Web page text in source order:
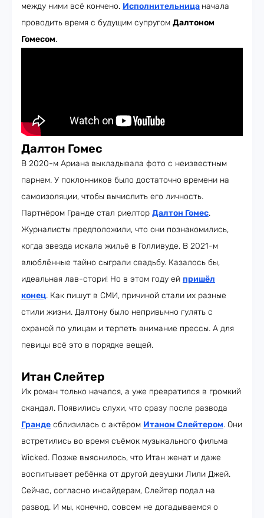
между ними всё кончено. Исполнительница начала
проводить время с будущим супругом Далтоном
Гомесом.
Далтон Гомес
В 2020-м Ариана выкладывала фото с неизвестным
парнем. У поклонников было достаточно времени на
самоизоляции, чтобы вычислить его личность.
Партнёром Гранде стал риелтор Далтон Гомес.
Журналисты предположили, что они познакомились,
когда звезда искала жильё в Голливуде. В 2021-м
влюблённые тайно сыграли свадьбу. Казалось бы,
идеальная лав-стори! Но в этом году ей пришёл
конец. Как пишут в СМИ, причиной стали их разные
стили жизни. Далтону было непривычно гулять с
охраной по улицам и терпеть внимание прессы. А для
певицы всё это в порядке вещей.
Итан Слейтер
Их роман только начался, а уже превратился в громкий
скандал. Появились слухи, что сразу после развода
Гранде сблизилась с актёром Итаном Слейтером. Они
встретились во время съёмок музыкального фильма
Wicked. Позже выяснилось, что Итан женат и даже
воспитывает ребёнка от другой девушки Лили Джей.
Сейчас, согласно инсайдерам, Слейтер подал на
развод. И мы, конечно, совсем не догадываемся о